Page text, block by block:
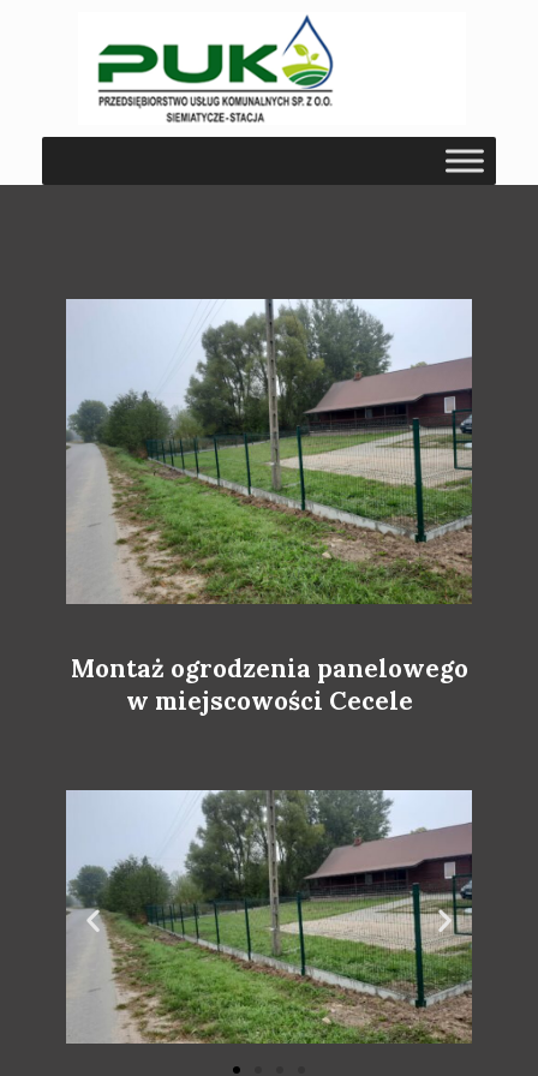
Montaż ogrodzenia panelowego
w miejscowości Cecele